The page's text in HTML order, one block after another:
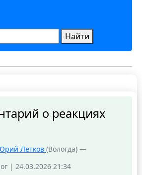
Найти
о реакциях
Летков (Вологда) —
| 24.03.2026 21:34